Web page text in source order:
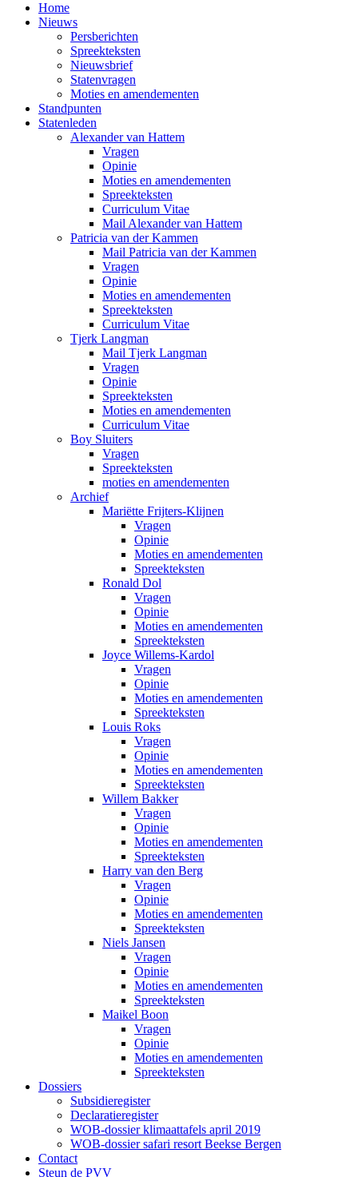
Home
Nieuws
Persberichten
Spreekteksten
Nieuwsbrief
Statenvragen
Moties en amendementen
Standpunten
Statenleden
Alexander van Hattem
Vragen
Opinie
Moties en amendementen
Spreekteksten
Curriculum Vitae
Mail Alexander van Hattem
Patricia van der Kammen
Mail Patricia van der Kammen
Vragen
Opinie
Moties en amendementen
Spreekteksten
Curriculum Vitae
Tjerk Langman
Mail Tjerk Langman
Vragen
Opinie
Spreekteksten
Moties en amendementen
Curriculum Vitae
Boy Sluiters
Vragen
Spreekteksten
moties en amendementen
Archief
Mariëtte Frijters-Klijnen
Vragen
Opinie
Moties en amendementen
Spreekteksten
Ronald Dol
Vragen
Opinie
Moties en amendementen
Spreekteksten
Joyce Willems-Kardol
Vragen
Opinie
Moties en amendementen
Spreekteksten
Louis Roks
Vragen
Opinie
Moties en amendementen
Spreekteksten
Willem Bakker
Vragen
Opinie
Moties en amendementen
Spreekteksten
Harry van den Berg
Vragen
Opinie
Moties en amendementen
Spreekteksten
Niels Jansen
Vragen
Opinie
Moties en amendementen
Spreekteksten
Maikel Boon
Vragen
Opinie
Moties en amendementen
Spreekteksten
Dossiers
Subsidieregister
Declaratieregister
WOB-dossier klimaattafels april 2019
WOB-dossier safari resort Beekse Bergen
Contact
Steun de PVV